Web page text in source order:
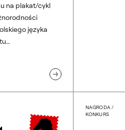
na plakat/cykl
języka
do studentek i
15 zestawów
oraz przyznało
NAGRODA /
KONKURS